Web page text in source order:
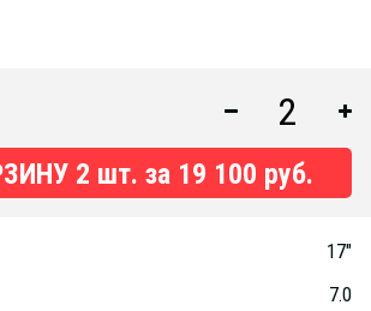
2 шт. за 19 100 руб.
17"
7.0